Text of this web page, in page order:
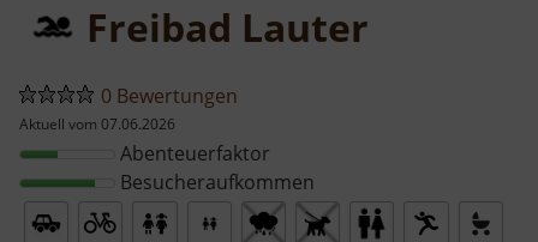
Freibad Lauter
0 Bewertungen
Aktuell vom 07.06.2026
Abenteuerfaktor
Besucheraufkommen